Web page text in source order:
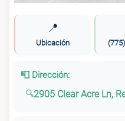
📍
Ubicación
📮 Dirección:
2905 Clear Acre Ln,